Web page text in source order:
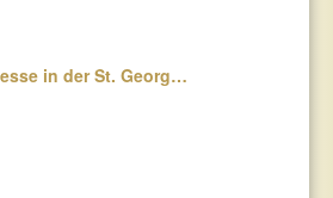
in der St. Georg…